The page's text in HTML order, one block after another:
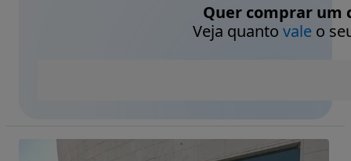
Quer comprar um
Veja quanto valeo